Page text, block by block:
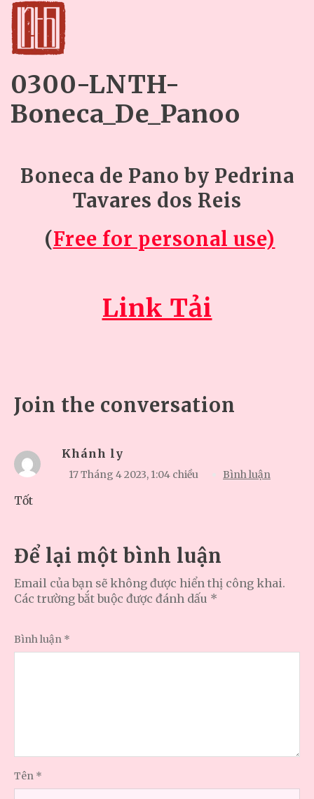
0300-LNTH-
Boneca_De_Panoo
Boneca de Pano by Pedrina
Tavares dos Reis
(Free for personal use)
Link Tải
Join the conversation
Khánh ly
17 Tháng 4 2023, 1:04 chiều Bình luận
Tốt
Để lại một bình luận
Email của bạn sẽ không được hiển thị công khai.
Các trường bắt buộc được đánh dấu *
Bình luận *
Tên *